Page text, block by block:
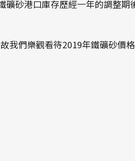
砂港口庫存歷經一年的調整期
我們樂觀看待2019年鐵礦砂價